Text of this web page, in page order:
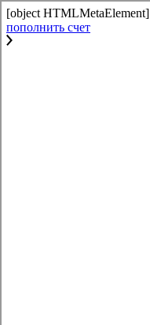
[object HTMLMetaElement]
пополнить счет